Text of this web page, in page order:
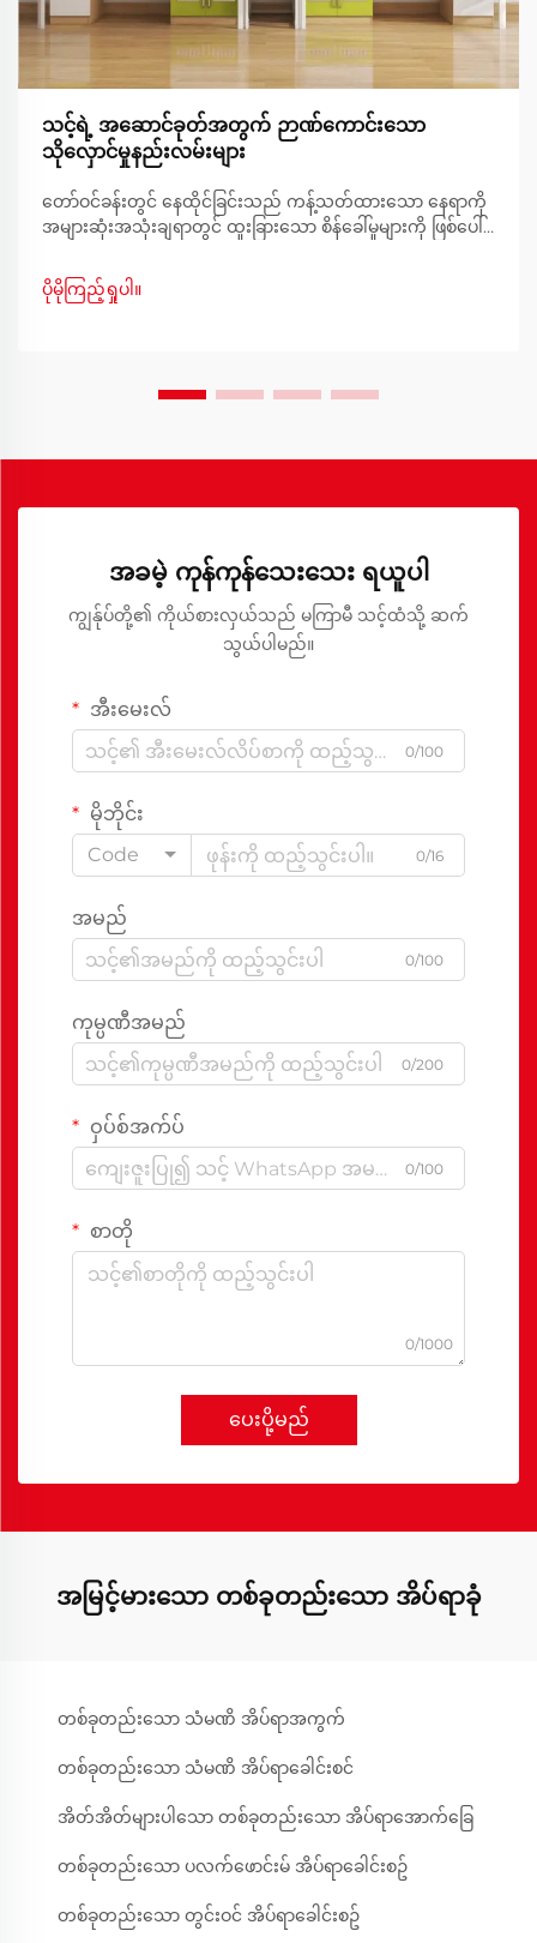
သင့်ရဲ့ အဆောင်ခုတ်အတွက် ဉာဏ်ကောင်းသော
သိုလှောင်မှုနည်းလမ်းများ
တော်ဝင်ခန်းတွင် နေထိုင်ခြင်းသည် ကန့်သတ်ထားသော နေရာကို
အများဆုံးအသုံးချရာတွင် ထူးခြားသော စိန်ခေါ်မှုများကို ဖြစ်ပေါ်
စနစ်တကျစီမံထားသော တော်ဝင်ခန်းအိပ်ရာ စီမံခန့်ခွဲမှုသည်
သင့်နေရာကျဉ်းကို လုပ်ဆောင်နိုင်ပြီး သက်တောင့်သက်သာရှိ
ပိုမိုကြည့်ရှုပါ။
အခမဲ့ ကုန်ကုန်သေးသေး ရယူပါ
ကျွန်ုပ်တို့၏ ကိုယ်စားလှယ်သည် မကြာမီ သင့်ထံသို့ ဆက်
သွယ်ပါမည်။
အီးမေးလ်
0/100
မိုဘိုင်း
Code
0/16
အမည်
0/100
ကုမ္ပဏီအမည်
0/200
ဝှပ်စ်အက်ပ်
0/100
စာတို
0/1000
ပေးပို့မည်
အမြင့်မားသော တစ်ခုတည်းသော အိပ်ရာခုံ
တစ်ခုတည်းသော သံမဏိ အိပ်ရာအကွက်
တစ်ခုတည်းသော သံမဏိ အိပ်ရာခေါင်းစင်
အိတ်အိတ်များပါသော တစ်ခုတည်းသော အိပ်ရာအောက်ခြေ
တစ်ခုတည်းသော ပလက်ဖောင်းမ် အိပ်ရာခေါင်းစဥ်
တစ်ခုတည်းသော တွင်းဝင် အိပ်ရာခေါင်းစဥ်